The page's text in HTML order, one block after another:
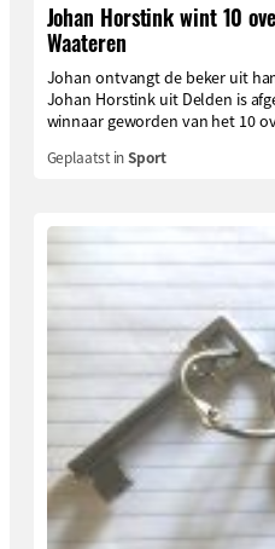
Johan Horstink wint 10
Waateren
Johan ontvangt de beker uit
Johan Horstink uit Delden is
winnaar geworden van het 10
Geplaatst inSport